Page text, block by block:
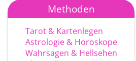
Methoden
Tarot & Kartenlegen
Astrologie & Horoskope
Wahrsagen & Hellsehen